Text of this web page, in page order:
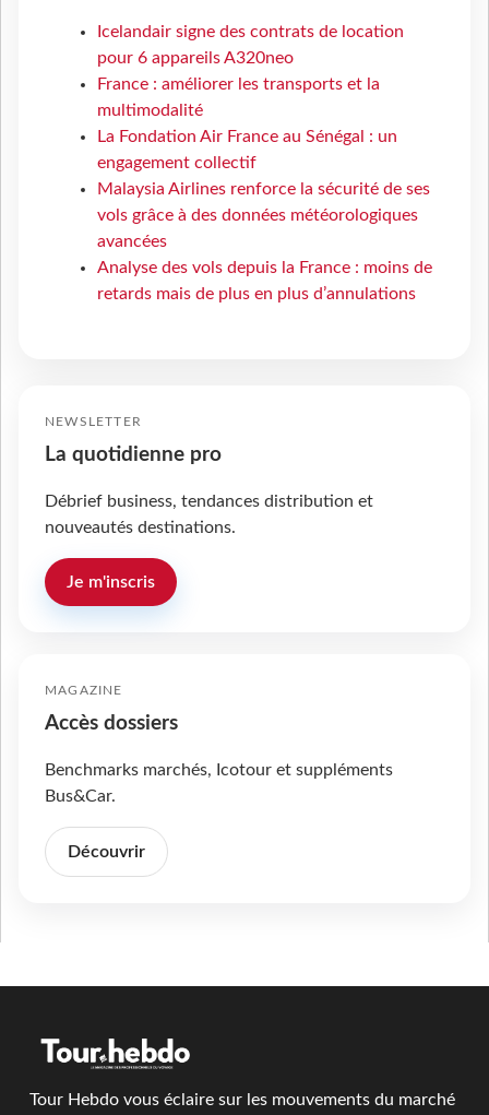
Icelandair signe des contrats de location
pour 6 appareils A320neo
France : améliorer les transports et la
multimodalité
La Fondation Air France au Sénégal : un
engagement collectif
Malaysia Airlines renforce la sécurité de ses
vols grâce à des données météorologiques
avancées
Analyse des vols depuis la France : moins de
retards mais de plus en plus d’annulations
NEWSLETTER
La quotidienne pro
Débrief business, tendances distribution et
nouveautés destinations.
Je m'inscris
MAGAZINE
Accès dossiers
Benchmarks marchés, Icotour et suppléments
Bus&Car.
Découvrir
Tour Hebdo vous éclaire sur les mouvements du marché